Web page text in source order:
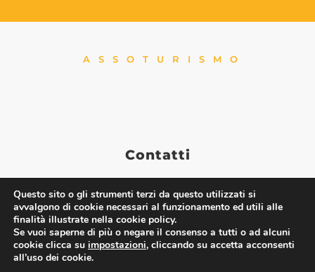
ASSOTURISMO
Contatti
Via Nazionale 60, Roma 00184
Tel.06 4725315
assoturismo@confesercenti.it
turismo@pecconfesercentinaz.it
Questo sito o gli strumenti terzi da questo utilizzati si
avvalgono di cookie necessari al funzionamento ed utili alle
finalità illustrate nella cookie policy.
Se vuoi saperne di più o negare il consenso a tutti o ad alcuni
cookie clicca su impostazioni, cliccando su accetta acconsenti
all’uso dei cookie.